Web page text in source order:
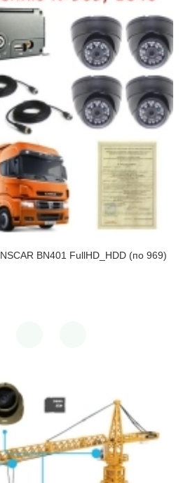
BN401 FullHD_HDD (по 969)